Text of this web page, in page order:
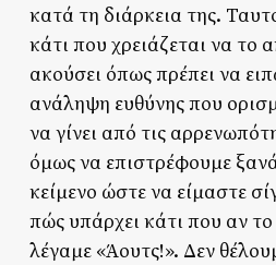
κατά τη διάρκεια της.
κάτι που χρειάζεται να το
ακούσει όπως πρέπει να
ανάληψη ευθύνης που
να γίνει από τις
όμως να επιστρέφουμε
κείμενο ώστε να είμαστε
πώς υπάρχει κάτι που αν
λέγαμε «Άουτς!». Δεν